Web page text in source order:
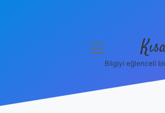
menüyü
Bilgiyi eğlenceli